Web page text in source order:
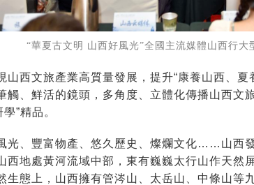
“華夏古文明 山西好風光”全國主流媒體山西行大
山西文旅產業高質量發展，提升“康養山西、夏
觸、鮮活的鏡頭，多角度、立體化傳播山西文
”精品。
光、豐富物產、悠久歷史、燦爛文化……山西
西地處黃河流域中部，東有巍巍太行山作天然
生態上，山西擁有管涔山、太岳山、中條山等